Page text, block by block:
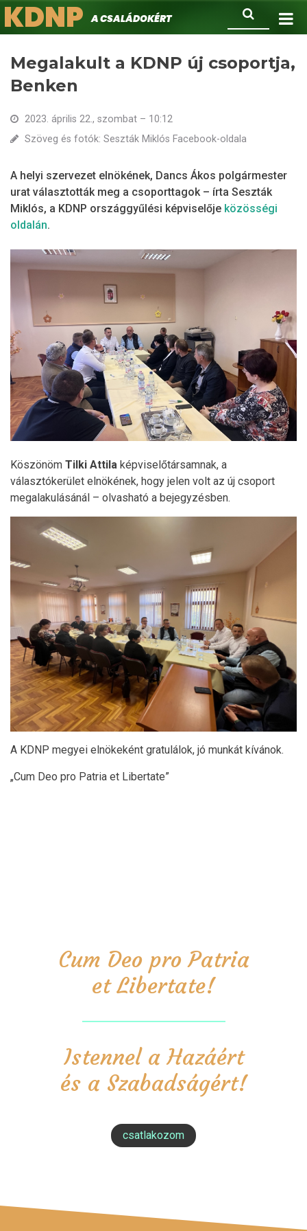
Ugrás
a
Keresés
KDNPA családokért.
Megalakult a KDNP új csoportja,
Benken
2023. április 22., szombat – 10:12
Szöveg és fotók: Seszták Miklós Facebook-oldala
A helyi szervezet elnökének, Dancs Ákos polgármester
urat választották meg a csoporttagok – írta Seszták
Miklós, a KDNP országgyűlési képviselője közösségi
oldalán.
Köszönöm Tilki Attila képviselőtársamnak, a
választókerület elnökének, hogy jelen volt az új csoport
megalakulásánál – olvasható a bejegyzésben.
A KDNP megyei elnökeként gratulálok, jó munkát kívánok.
„Cum Deo pro Patria et Libertate”
Cum Deo pro Patria
et Libertate!
Istennel a Hazáért
és a Szabadságért!
csatlakozom